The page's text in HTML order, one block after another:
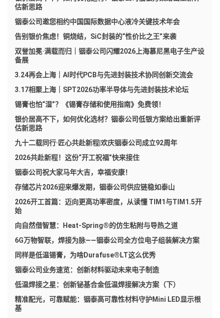
估新思路
铟泰公司邀您相约中国国际数据中心液冷关键技术年会
告别银价焦虑！铜烧结，SiC封装的“性价比之王”来袭
双誉加冕·满载而归｜铟泰公司闪耀2026上海慕尼黑电子生产设
备展
3.24再会上海｜AI时代PCB与先进封装技术协同创新交流会
3.17相聚上海｜SPT2026功率半导体与先进封装技术论坛
锡膏也怕“湿”？《锡膏存储和使用指南》免费领！
银价居高不下，如何优化选材？铟泰公司低银方案给出重新评
估新思路
九十二载同行·匠心共赴新程|欢庆铟泰公司成立92周年
2026共赴新程！这份“开工祝福”快来接住
铟泰公司祝大家马年大吉，幸福安康！
存储芯片2026迎来爆发期，铟泰公司供应链稳如泰山
2026开工首篇：迈向更高功率密度，从读懂 TIM1与TIM1.5开
始
向自然借智慧：Heat-Spring®的仿生粘附与导热之道
6G万物智联，焊接为脉——铟泰公司全方位电子组装解决方案
同样是低温锡膏，为啥Durafuse®LT这么优秀
铟泰公司业务速览：创新材料驱动未来电子制造
低温焊接之星：创新铋基合金低温焊接解决方案（下）
精准配光，可靠赋能：铟泰高可靠性材料守护Mini LED显示根
基